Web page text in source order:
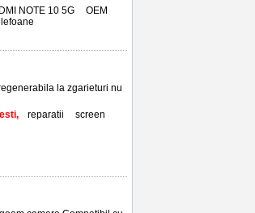
NOTE 10 5G OEM
la zgarieturi nu
reparatii
screen